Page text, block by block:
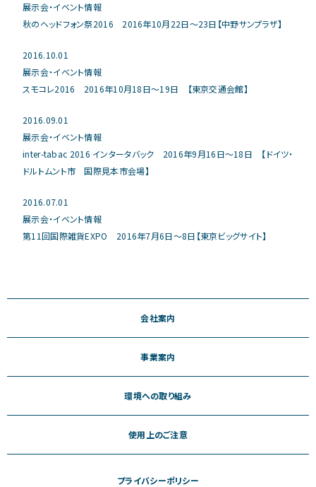
展示会・イベント情報
秋のヘッドフォン祭2016 2016年10月22日～23日【中野サンプラザ】
2016.10.01
展示会・イベント情報
スモコレ2016 2016年10月18日～19日 【東京交通会館】
2016.09.01
展示会・イベント情報
inter-tabac 2016 インタータバック 2016年9月16日～18日 【ドイツ・
ドルトムント市 国際見本市会場】
2016.07.01
展示会・イベント情報
第11回国際雑貨EXPO 2016年7月6日～8日【東京ビッグサイト】
会社案内
事業案内
環境への取り組み
使用上のご注意
プライバシーポリシー